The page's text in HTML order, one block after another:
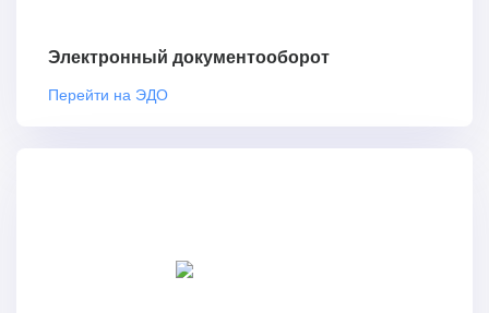
Электронный документооборот
Перейти на ЭДО